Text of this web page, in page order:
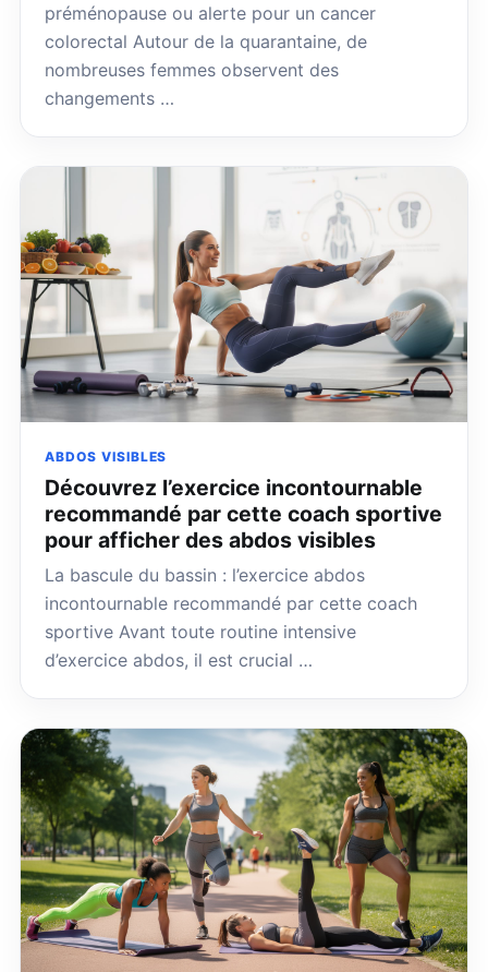
préménopause ou alerte pour un cancer
colorectal Autour de la quarantaine, de
nombreuses femmes observent des
changements …
ABDOS VISIBLES
Découvrez l’exercice incontournable
recommandé par cette coach sportive
pour afficher des abdos visibles
La bascule du bassin : l’exercice abdos
incontournable recommandé par cette coach
sportive Avant toute routine intensive
d’exercice abdos, il est crucial …